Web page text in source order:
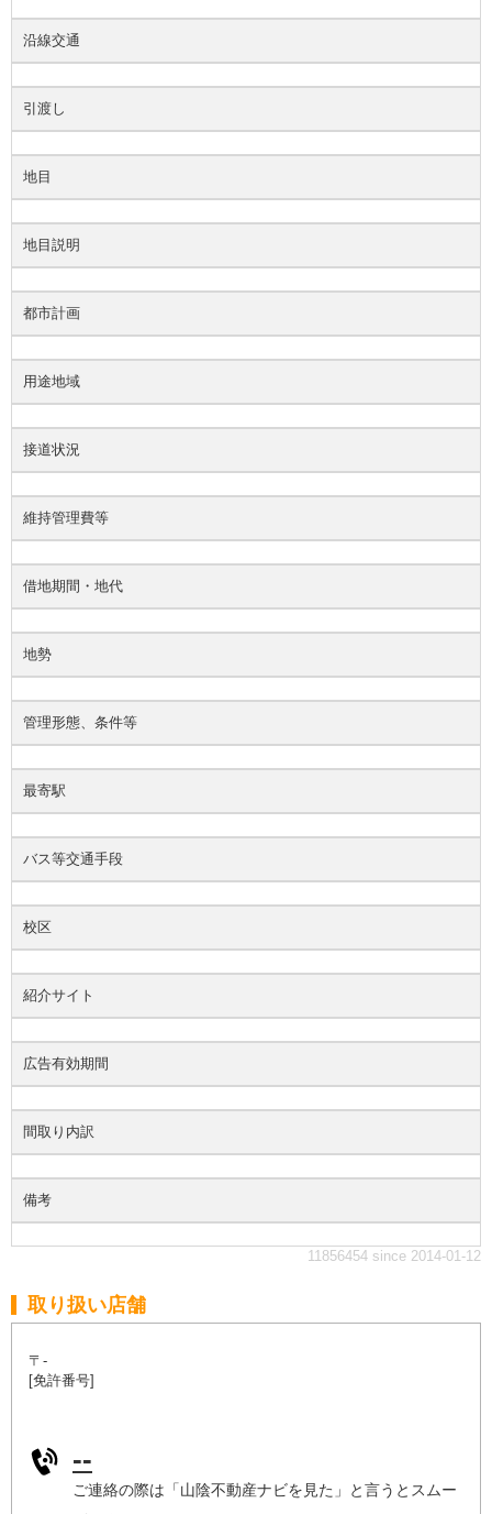
沿線交通
引渡し
地目
地目説明
都市計画
用途地域
接道状況
維持管理費等
借地期間・地代
地勢
管理形態、条件等
最寄駅
バス等交通手段
校区
紹介サイト
広告有効期間
間取り内訳
備考
11856454 since 2014-01-12
取り扱い店舗
〒-
[免許番号]
--
ご連絡の際は「山陰不動産ナビを見た」と言うとスムー